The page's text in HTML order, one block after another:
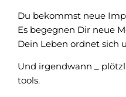
Du bekommst neue
Es begegnen Dir neue
Dein Leben ordnet sich
Und irgendwann _
tools.